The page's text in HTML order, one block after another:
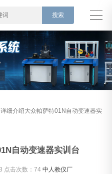
细介绍大众帕萨特01N自动变速器实
自动变速器实训台
点击次数：74中人教仪厂